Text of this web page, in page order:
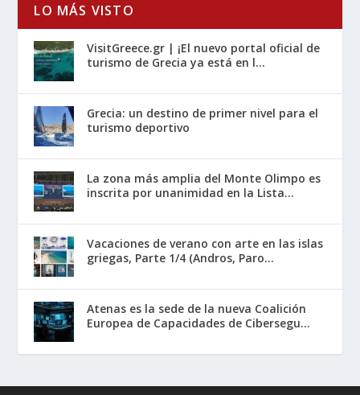
LO MÁS VISTO
VisitGreece.gr | ¡El nuevo portal oficial de
turismo de Grecia ya está en l...
Grecia: un destino de primer nivel para el
turismo deportivo
La zona más amplia del Monte Olimpo es
inscrita por unanimidad en la Lista...
Vacaciones de verano con arte en las islas
griegas, Parte 1/4 (Andros, Paro...
Atenas es la sede de la nueva Coalición
Europea de Capacidades de Cibersegu...